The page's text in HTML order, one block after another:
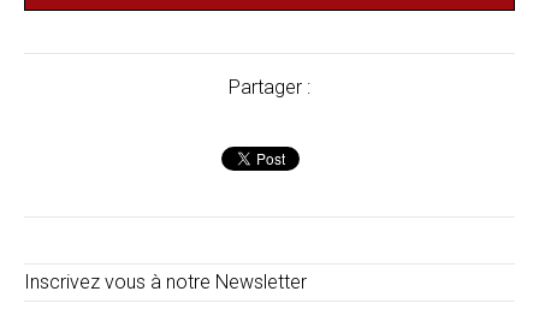
Partager :
Inscrivez vous à notre Newsletter